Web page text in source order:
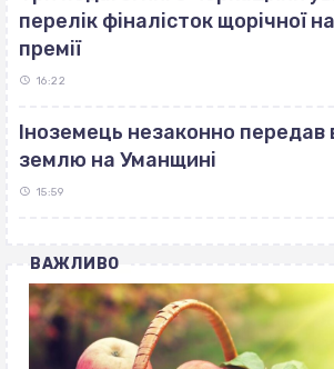
перелік фіналісток щорічної
премії
16:22
Іноземець незаконно передав
землю на Уманщині
15:59
ВАЖЛИВО